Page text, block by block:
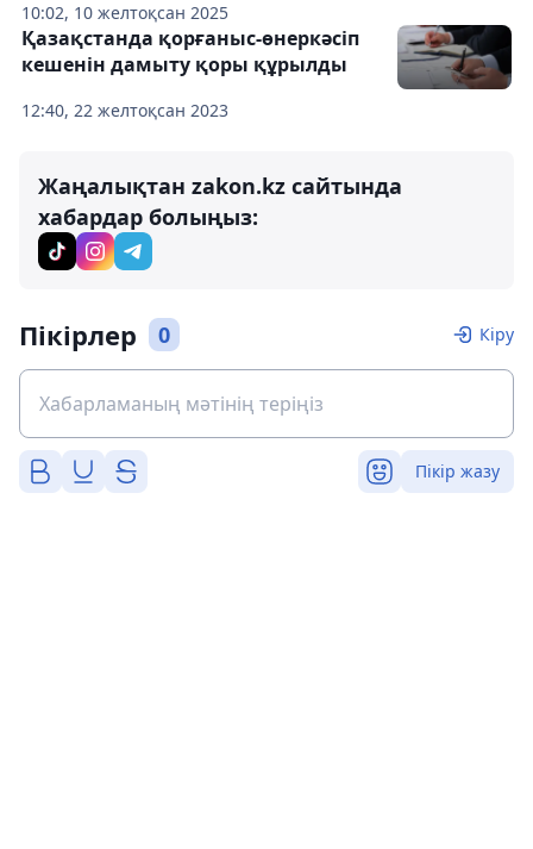
10:02, 10 желтоқсан 2025
12:40, 22 желтоқсан 2023
Қазақстанда қорғаныс-өнеркәсіп
кешенін дамыту қоры құрылды
Жаңалықтан zakon.kz сайтында
хабардар болыңыз:
Пікірлер 0 Кіру
Пікір жазу